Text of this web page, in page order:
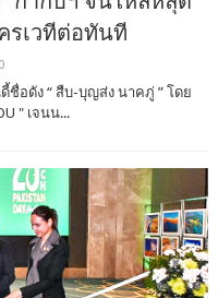
รเวทีต่อทันที
0
ชื่อดัง “ สืบ-บุญส่ง นาคภู่ ” โดย
" เจนน...